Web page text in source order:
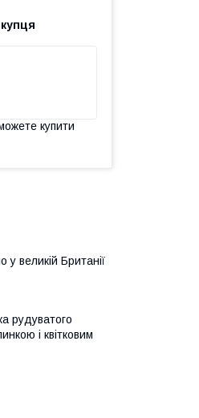
купити
великій Британії
рудуватого
і квітковим